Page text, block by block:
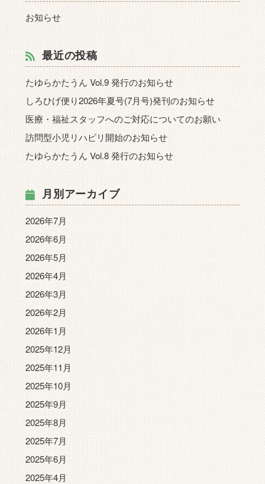
お知らせ
最近の投稿
たゆらかたうん Vol.9 発行のお知らせ
しろひげ便り2026年夏号(7月号)発刊のお知らせ
医療・福祉スタッフへのご対応についてのお願い
訪問型小児リハビリ開始のお知らせ
たゆらかたうん Vol.8 発行のお知らせ
月別アーカイブ
2026年7月
2026年6月
2026年5月
2026年4月
2026年3月
2026年2月
2026年1月
2025年12月
2025年11月
2025年10月
2025年9月
2025年8月
2025年7月
2025年6月
2025年4月